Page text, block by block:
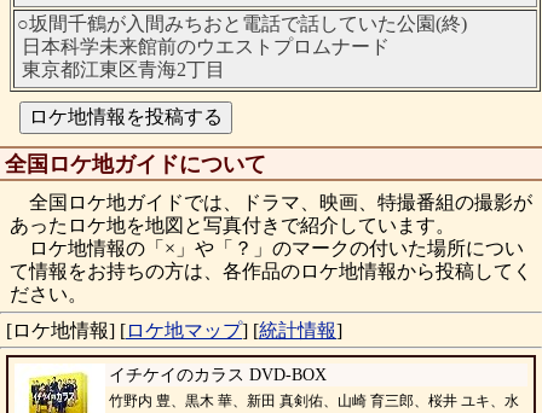
○坂間千鶴が入間みちおと電話で話していた公園(終)
日本科学未来館前のウエストプロムナード
東京都江東区青海2丁目
全国ロケ地ガイドについて
全国ロケ地ガイドでは、ドラマ、映画、特撮番組の撮影が
あったロケ地を地図と写真付きで紹介しています。
ロケ地情報の「×」や「？」のマークの付いた場所につい
て情報をお持ちの方は、各作品のロケ地情報から投稿してく
ださい。
[ロケ地情報] [ロケ地マップ] [統計情報]
イチケイのカラス DVD-BOX
竹野内 豊、黒木 華、新田 真剣佑、山崎 育三郎、桜井 ユキ、水